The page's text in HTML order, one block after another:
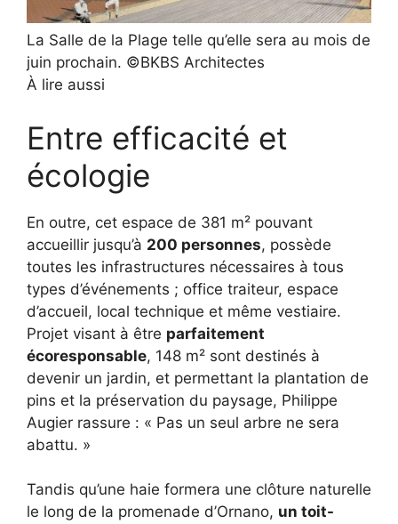
La Salle de la Plage telle qu’elle sera au mois de
juin prochain. ©BKBS Architectes
À lire aussi
Entre efficacité et
écologie
En outre, cet espace de 381 m² pouvant
accueillir jusqu’à 200 personnes, possède
toutes les infrastructures nécessaires à tous
types d’événements ; office traiteur, espace
d’accueil, local technique et même vestiaire.
Projet visant à être parfaitement
écoresponsable, 148 m² sont destinés à
devenir un jardin, et permettant la plantation de
pins et la préservation du paysage, Philippe
Augier rassure : « Pas un seul arbre ne sera
abattu. »
Tandis qu’une haie formera une clôture naturelle
le long de la promenade d’Ornano, un toit-